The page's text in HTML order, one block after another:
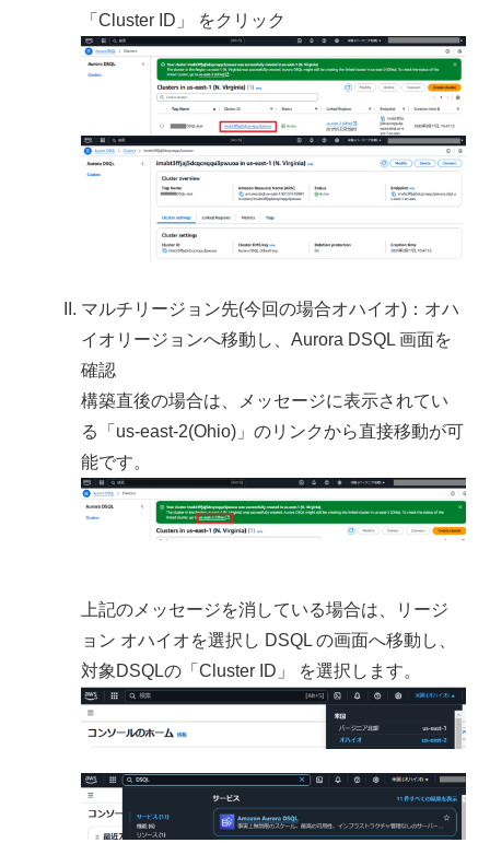
「Cluster ID」 をクリック
マルチリージョン先(今回の場合オハイオ)：オハ
イオリージョンへ移動し、Aurora DSQL 画面を
確認
構築直後の場合は、メッセージに表示されてい
る「us-east-2(Ohio)」のリンクから直接移動が可
能です。
上記のメッセージを消している場合は、リージ
ョン オハイオを選択し DSQL の画面へ移動し、
対象DSQLの「Cluster ID」 を選択します。